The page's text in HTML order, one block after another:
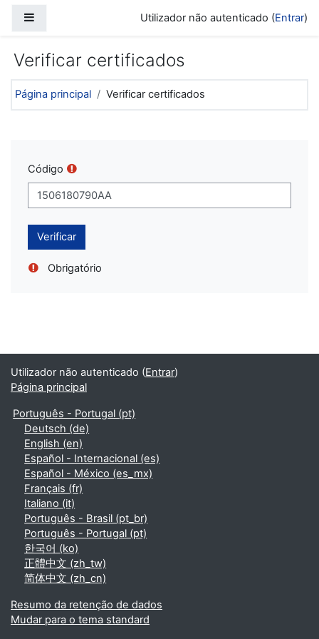
Utilizador não autenticado (Entrar)
Verificar certificados
Página principal Verificar certificados
Código
Obrigatório
Utilizador não autenticado (Entrar)
Página principal
Português - Portugal ‎(pt)‎
Deutsch ‎(de)‎
English ‎(en)‎
Español - Internacional ‎(es)‎
Español - México ‎(es_mx)‎
Français ‎(fr)‎
Italiano ‎(it)‎
Português - Brasil ‎(pt_br)‎
Português - Portugal ‎(pt)‎
한국어 ‎(ko)‎
正體中文 ‎(zh_tw)‎
简体中文 ‎(zh_cn)‎
Resumo da retenção de dados
Mudar para o tema standard